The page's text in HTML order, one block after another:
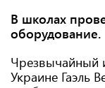
В школах
оборудование.
Чрезвычайный
Украине Гаэль